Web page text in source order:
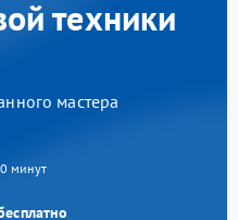
техники
мастера
минут